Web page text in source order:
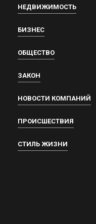
НЕДВИЖИМОСТЬ
БИЗНЕС
ОБЩЕСТВО
ЗАКОН
НОВОСТИ КОМПАНИЙ
ПРОИСШЕСТВИЯ
СТИЛЬ ЖИЗНИ